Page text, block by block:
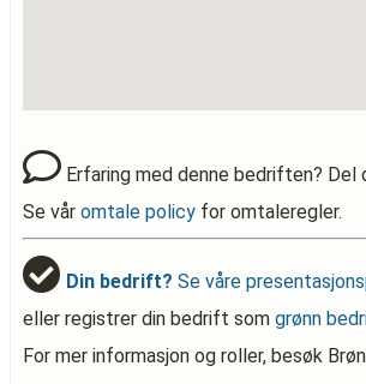
Erfaring med denne bedriften? Del
Se vår omtale policy for omtaleregler.
Din bedrift? Se våre
eller registrer din bedrift som grønn
For mer informasjon og roller, besøk